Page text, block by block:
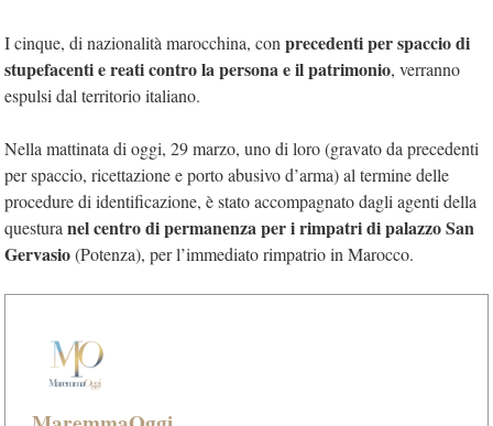
I cinque, di nazionalità marocchina, con precedenti per spaccio di
stupefacenti e reati contro la persona e il patrimonio, verranno
espulsi dal territorio italiano.
Nella mattinata di oggi, 29 marzo, uno di loro (gravato da precedenti
per spaccio, ricettazione e porto abusivo d’arma) al termine delle
procedure di identificazione, è stato accompagnato dagli agenti della
questura nel centro di permanenza per i rimpatri di palazzo San
Gervasio(Potenza), per l’immediato rimpatrio in Marocco.